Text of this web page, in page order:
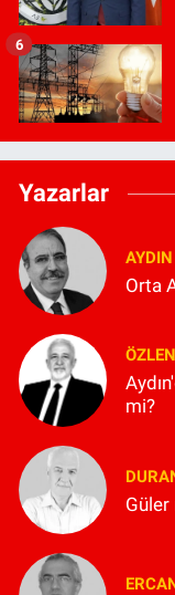
6
Yazarlar
Orta
mi?
Güler